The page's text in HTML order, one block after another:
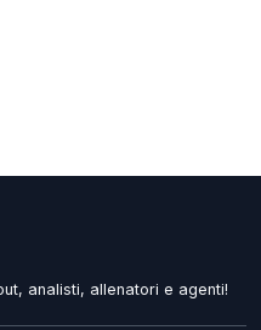
analisti, allenatori e agenti!